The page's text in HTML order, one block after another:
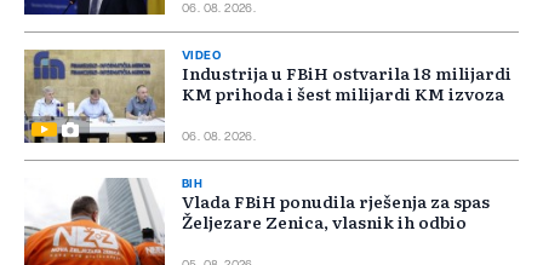
06. 08. 2026.
VIDEO
Industrija u FBiH ostvarila 18 milijardi
KM prihoda i šest milijardi KM izvoza
06. 08. 2026.
BIH
Vlada FBiH ponudila rješenja za spas
Željezare Zenica, vlasnik ih odbio